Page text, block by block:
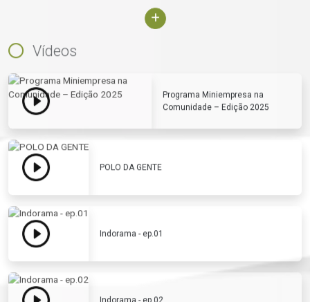
Vídeos
Programa Miniempresa na
Comunidade – Edição 2025
POLO DA GENTE
Indorama - ep.01
Indorama - ep.02